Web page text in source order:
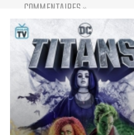
COMMENTAIRES (0)
Vous devez être connecté pour participer